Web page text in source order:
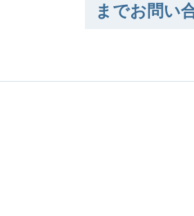
までお問い